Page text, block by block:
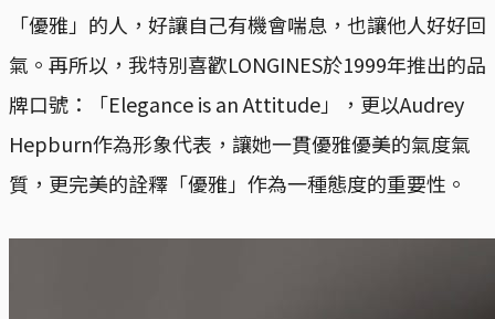
「優雅」的人，好讓自己有機會喘息，也讓他人好好回
氣。再所以，我特別喜歡LONGINES於1999年推出的品
牌口號：「Elegance is an Attitude」，更以Audrey
Hepburn作為形象代表，讓她一貫優雅優美的氣度氣
質，更完美的詮釋「優雅」作為一種態度的重要性。